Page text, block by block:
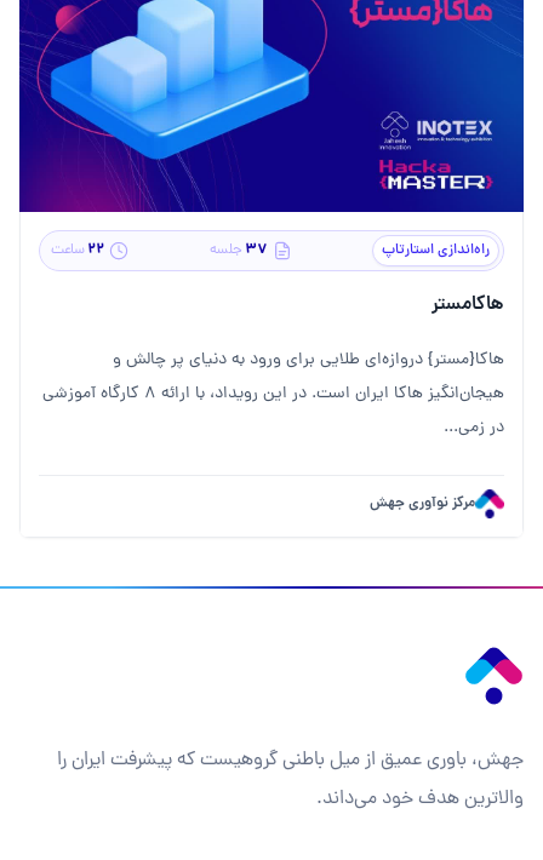
راه‌اندازی استارتاپ ۳۷ جلسه ۲۲ساعت
هاکامستر
هاکا{مستر} دروازه‌ای طلایی برای ورود به دنیای پر چالش و
هیجان‌انگیز هاکا ایران است. در این رویداد، با ارائه ۸ کارگاه آموزشی
در زمی...
مرکز نوآوری جهش
جهش، باوری عمیق از میل باطنی گروهیست که پیشرفت ایران را
والاترین هدف خود می‌داند.